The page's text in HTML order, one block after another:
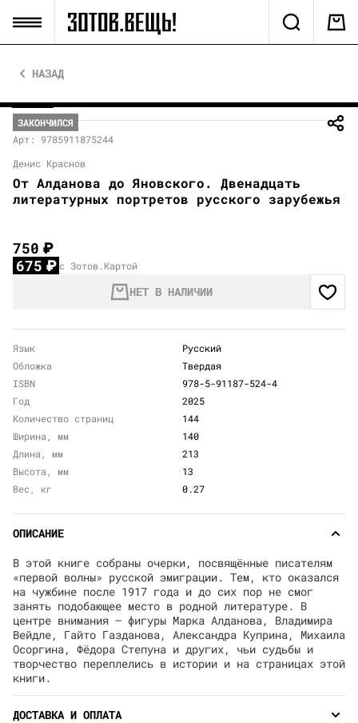
НАЗАД
ЗАКОНЧИЛСЯ
Арт: 9785911875244
Денис Краснов
От Алданова до Яновского. Двенадцать
литературных портретов русского зарубежья
750₽
675₽ с Зотов.Картой
НЕТ В НАЛИЧИИ
Язык
Русский
Обложка
Твердая
ISBN
978-5-91187-524-4
Год
2025
Количество страниц
144
Ширина, мм
140
Длина, мм
213
Высота, мм
13
Вес, кг
0.27
ОПИСАНИЕ
В этой книге собраны очерки, посвящённые писателям
«первой волны» русской эмиграции. Тем, кто оказался
на чужбине после 1917 года и до сих пор не смог
занять подобающее место в родной литературе. В
центре внимания — фигуры Марка Алданова, Владимира
Вейдле, Гайто Газданова, Александра Куприна, Михаила
Осоргина, Фёдора Степуна и других, чьи судьбы и
творчество переплелись в истории и на страницах этой
книги.
ДОСТАВКА И ОПЛАТА